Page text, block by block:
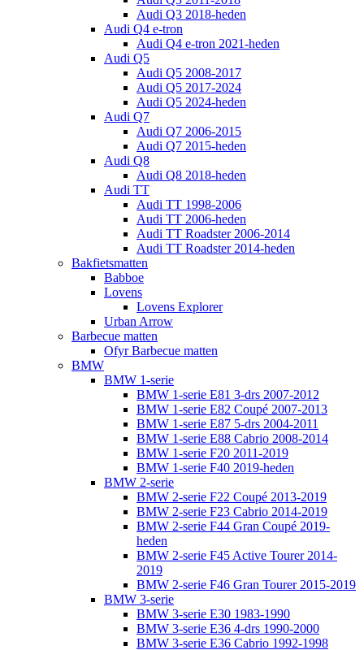
Audi Q3 2018-heden
Audi Q4 e-tron
Audi Q4 e-tron 2021-heden
Audi Q5
Audi Q5 2008-2017
Audi Q5 2017-2024
Audi Q5 2024-heden
Audi Q7
Audi Q7 2006-2015
Audi Q7 2015-heden
Audi Q8
Audi Q8 2018-heden
Audi TT
Audi TT 1998-2006
Audi TT 2006-heden
Audi TT Roadster 2006-2014
Audi TT Roadster 2014-heden
Bakfietsmatten
Babboe
Lovens
Lovens Explorer
Urban Arrow
Barbecue matten
Ofyr Barbecue matten
BMW
BMW 1-serie
BMW 1-serie E81 3-drs 2007-2012
BMW 1-serie E82 Coupé 2007-2013
BMW 1-serie E87 5-drs 2004-2011
BMW 1-serie E88 Cabrio 2008-2014
BMW 1-serie F20 2011-2019
BMW 1-serie F40 2019-heden
BMW 2-serie
BMW 2-serie F22 Coupé 2013-2019
BMW 2-serie F23 Cabrio 2014-2019
BMW 2-serie F44 Gran Coupé 2019-
heden
BMW 2-serie F45 Active Tourer 2014-
2019
BMW 2-serie F46 Gran Tourer 2015-2019
BMW 3-serie
BMW 3-serie E30 1983-1990
BMW 3-serie E36 4-drs 1990-2000
BMW 3-serie E36 Cabrio 1992-1998